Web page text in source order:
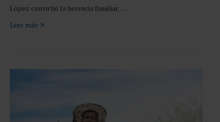
López convirtió la herencia familiar …
Leer más